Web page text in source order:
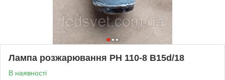
Лампа розжарювання РН 110-8 В15d/18
В наявності